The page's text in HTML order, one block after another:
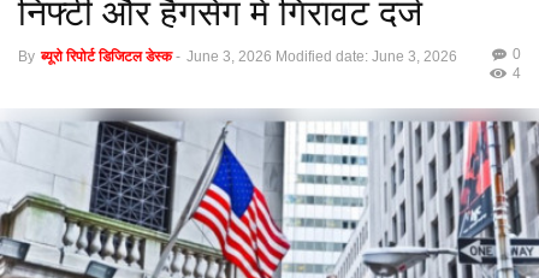
निफ्टी और हैंगसेंग में गिरावट दर्ज
By ब्यूरो रिपोर्ट डिजिटल डेस्क - June 3, 2026 Modified date: June 3, 2026
0
4